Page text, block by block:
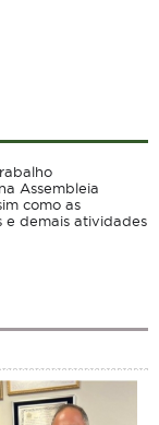
Assembleia
como as
e demais atividades